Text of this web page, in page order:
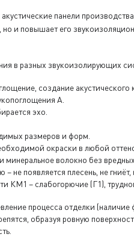
панели
и повышает его
в разных звукоизолирующих
создание
А.
эхо.
размеров и форм.
окраски в любой
минеральное волокно без
не появляется плесень, не
КМ1 – слабогорючие (Г1),
процесса отделки
образуя ровную